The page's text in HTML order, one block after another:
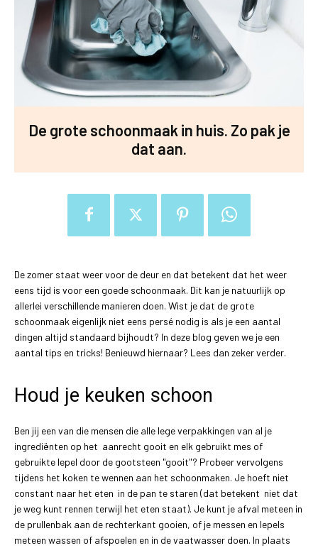
De grote schoonmaak in huis. Zo pak je
dat aan.
De zomer staat weer voor de deur en dat betekent dat het weer
eens tijd is voor een goede schoonmaak. Dit kan je natuurlijk op
allerlei verschillende manieren doen. Wist je dat de grote
schoonmaak eigenlijk niet eens persé nodig is als je een aantal
dingen altijd standaard bijhoudt? In deze blog geven we je een
aantal tips en tricks! Benieuwd hiernaar? Lees dan zeker verder.
Houd je keuken schoon
Ben jij een van die mensen die alle lege verpakkingen van al je
ingrediënten op het aanrecht gooit en elk gebruikt mes of
gebruikte lepel door de gootsteen "gooit"? Probeer vervolgens
tijdens het koken te wennen aan het schoonmaken. Je hoeft niet
constant naar het eten in de pan te staren (dat betekent niet dat
je weg kunt rennen terwijl het eten staat). Je kunt je afval meteen in
de prullenbak aan de rechterkant gooien, of je messen en lepels
meteen wassen of afspoelen en in de vaatwasser doen. In plaats